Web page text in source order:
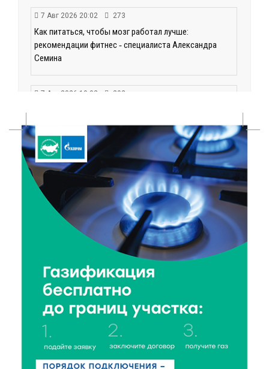
7 Авг 2026 20:02 273
Как питаться, чтобы мозг работал лучше:
рекомендации фитнес ‑ специалиста Александра
Семина
7 Авг 2026 19:02 292
область запускает масштабный экопроект
7 Авг 2026 18:52 593
В Ржеве чествовали работников строительной
отрасли
7 Авг 2026 18:10 181
Зарядка со стражем порядка объединила детей в
7 Авг 2026 18:02 399
В Нило-Столобенской пустыни началась
реставрация фасада исторической
Крестовоздвиженской церкви
7 Авг 2026 18:01 283